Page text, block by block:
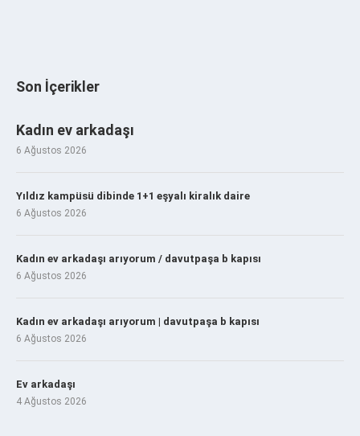
Son İçerikler
Kadın ev arkadaşı
6 Ağustos 2026
Yıldız kampüsü dibinde 1+1 eşyalı kiralık daire
6 Ağustos 2026
Kadın ev arkadaşı arıyorum / davutpaşa b kapısı
6 Ağustos 2026
Kadın ev arkadaşı arıyorum | davutpaşa b kapısı
6 Ağustos 2026
Ev arkadaşı
4 Ağustos 2026